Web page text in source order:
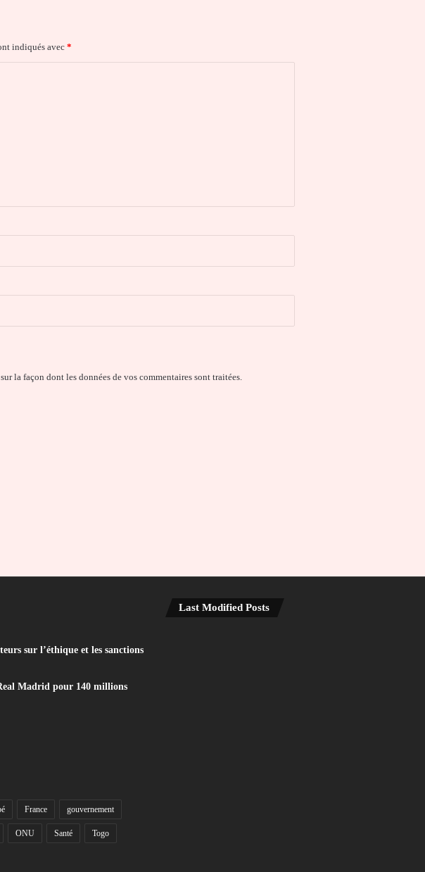
indiqués avec*
la façon dont les données de vos commentaires sont traitées
sur l’éthique et les sanctions
Madrid pour 140 millions
France gouvernement
ONU Santé Togo
Last Modified Posts